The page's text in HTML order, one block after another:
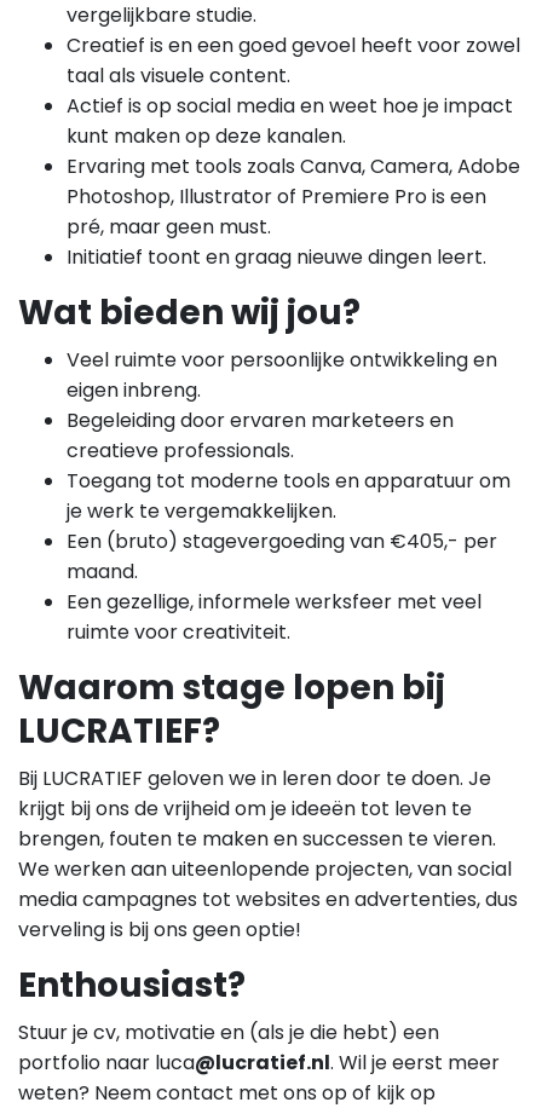
vergelijkbare studie.
Creatief is en een goed gevoel heeft voor zowel
taal als visuele content.
Actief is op social media en weet hoe je impact
kunt maken op deze kanalen.
Ervaring met tools zoals Canva, Camera, Adobe
Photoshop, Illustrator of Premiere Pro is een
pré, maar geen must.
Initiatief toont en graag nieuwe dingen leert.
Wat bieden wij jou?
Veel ruimte voor persoonlijke ontwikkeling en
eigen inbreng.
Begeleiding door ervaren marketeers en
creatieve professionals.
Toegang tot moderne tools en apparatuur om
je werk te vergemakkelijken.
Een (bruto) stagevergoeding van €405,- per
maand.
Een gezellige, informele werksfeer met veel
ruimte voor creativiteit.
Waarom stage lopen bij
LUCRATIEF?
Bij LUCRATIEF geloven we in leren door te doen. Je
krijgt bij ons de vrijheid om je ideeën tot leven te
brengen, fouten te maken en successen te vieren.
We werken aan uiteenlopende projecten, van social
media campagnes tot websites en advertenties, dus
verveling is bij ons geen optie!
Enthousiast?
Stuur je cv, motivatie en (als je die hebt) een
portfolio naar luca@lucratief.nl. Wil je eerst meer
weten? Neem contact met ons op of kijk op